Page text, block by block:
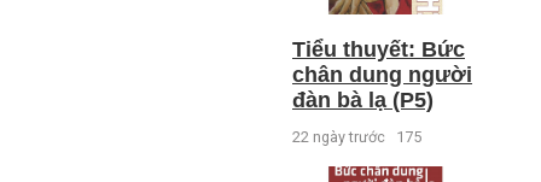
Tiểu thuyết: Bức
chân dung người
đàn bà lạ (P5)
22 ngày trước 175